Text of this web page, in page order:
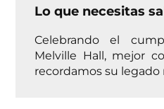
Lo que necesitas
Celebrando el
Melville Hall, mejor
recordamos su legado